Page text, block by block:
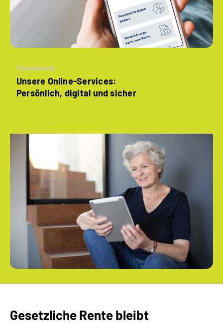
Themenseite
Unsere Online-Services:
Persönlich, digital und sicher
Gesetzliche Rente bleibt